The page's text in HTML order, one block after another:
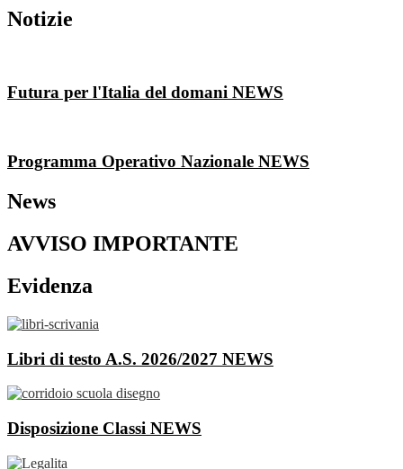
Notizie
Futura per l'Italia del domani NEWS
Programma Operativo Nazionale NEWS
News
AVVISO IMPORTANTE
Evidenza
Libri di testo A.S. 2026/2027 NEWS
Disposizione Classi NEWS